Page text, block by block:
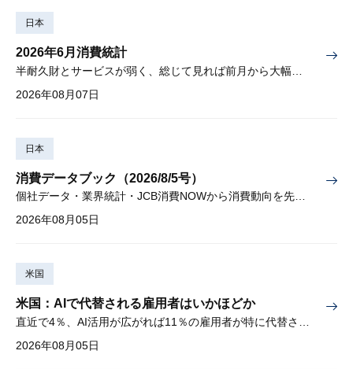
日本
2026年6月消費統計
2026年08月07日
日本
消費データブック（2026/8/5号）
個社データ・業界統計・JCB消費NOWから消費動向を先取り
2026年08月05日
米国
米国：AIで代替される雇用者はいかほどか
2026年08月05日